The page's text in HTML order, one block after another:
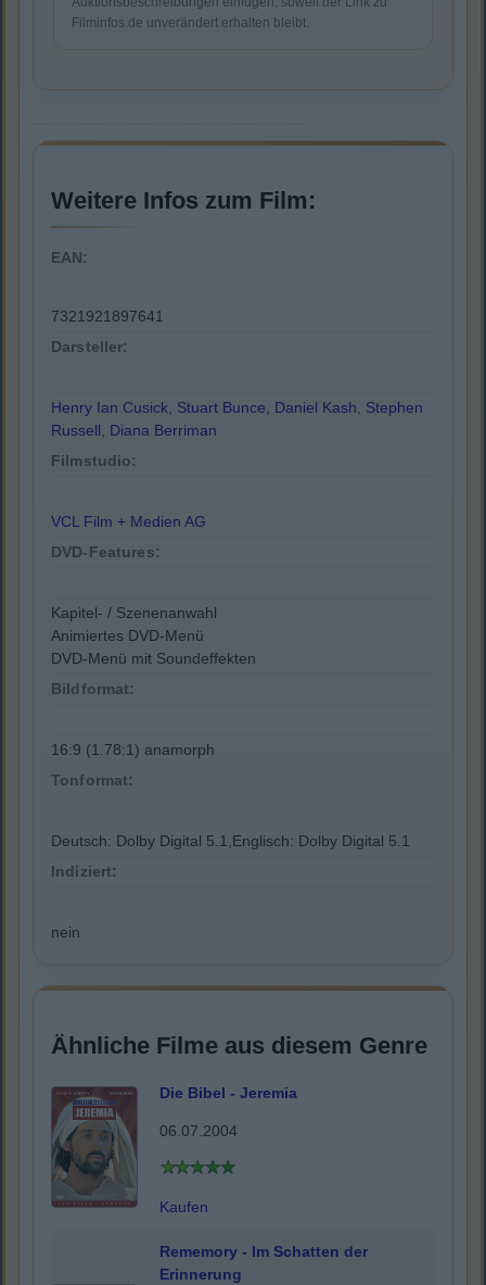
Filminfos.de unverändert erhalten bleibt.
Weitere Infos zum Film:
EAN:
7321921897641
Darsteller:
Henry Ian Cusick, Stuart Bunce, Daniel Kash, Stephen
Russell, Diana Berriman
Filmstudio:
VCL Film + Medien AG
DVD-Features:
Kapitel- / Szenenanwahl
Animiertes DVD-Menü
DVD-Menü mit Soundeffekten
Bildformat:
16:9 (1.78:1) anamorph
Tonformat:
Deutsch: Dolby Digital 5.1,Englisch: Dolby Digital 5.1
Indiziert:
nein
Ähnliche Filme aus diesem Genre
Die Bibel - Jeremia
06.07.2004
Kaufen
Rememory - Im Schatten der
Erinnerung